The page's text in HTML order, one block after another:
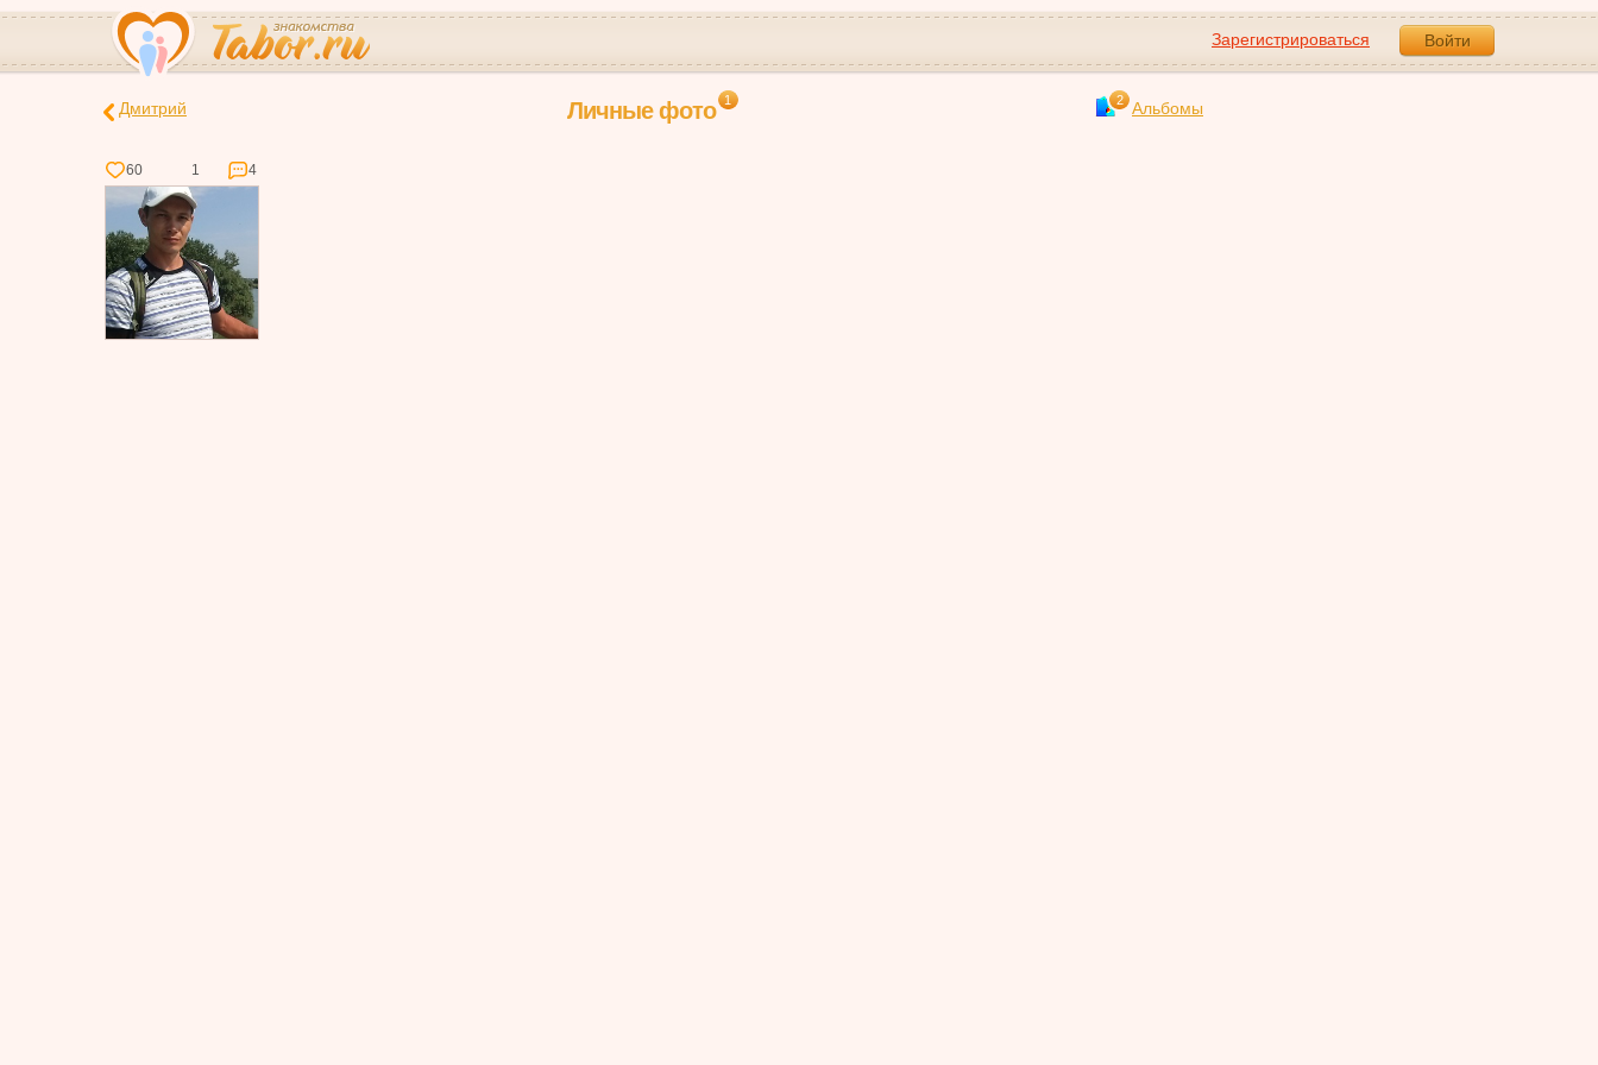
Зарегистрироваться Войти
Личные фото 1
Дмитрий 2 Альбомы
60 1 4